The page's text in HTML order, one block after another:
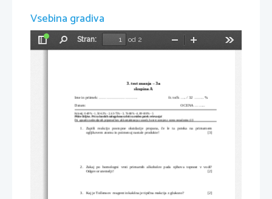
Vsebina gradiva
Preklopi
Stran:
od 2
Pomanjšaj
3. test znanja – 3a
skupina A
Ime in priimek: ...............................                                 št. točk ..... / 32  ........ %
Datum:                                                                                                     OCENA .........
Kriterij: 0-49% - 1, 50-62% - 2, 63-75% - 3, 76-88% - 4, 89-100% - 5
Pišite čitljivo. Pri računskih nalogah mora biti razviden potek reševanja!
Pri  uporabi nedovoljenih pripomočkov ali kontaktiranju s sosedi, bo test ocenjen z oceno nezadostno (1)!
1.
Zapiši   reakcijo   postopne   oksidacije   propana,   če   le   ta   poteka   na   primarnem
ogljikovem atomu in poimenuj nastale produkte!
[3]
2.
Zakaj   po   homologni   vrsti   primarnih   alkoholov   pada   njihova   topnost   v   vodi?
Odgovor utemelji!
[2]
3. Kaj je Tollensov  reagent in kakšna je tipična reakcija z glukozo? [2]